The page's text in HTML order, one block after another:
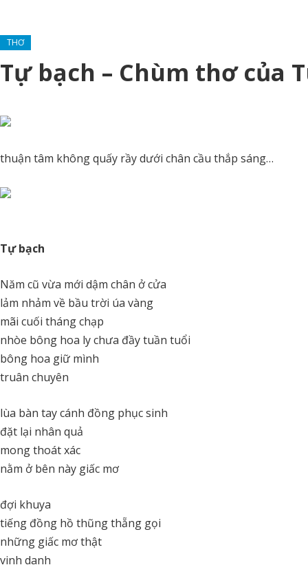
THƠ
Tự bạch – Chùm thơ của
thuận tâm không quấy rầy dưới chân cầu thắp sáng…
Tự bạch
Năm cũ vừa mới dậm chân ở cửa
lảm nhảm về bầu trời úa vàng
mãi cuối tháng chạp
nhòe bông hoa ly chưa đầy tuần tuổi
bông hoa giữ mình
truân chuyên
lùa bàn tay cánh đồng phục sinh
đặt lại nhân quả
mong thoát xác
nằm ở bên này giấc mơ
đợi khuya
tiếng đồng hồ thũng thẵng gọi
những giấc mơ thật
vinh danh